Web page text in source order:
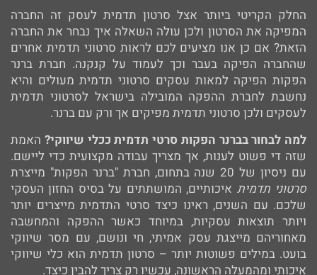
החלק הקריטי ביותר אצל סרטון תדמית לעסק זה החברה
המפיקה את הסרטון ולכן עולה השאלה איך נבחר את החברה
הזאת? אם כן אנו מציעים לכם לראות סרטוני תדמית אחרים
שהחברה הפיקה בעבר וכך לעמוד על קנקנה. חברת ברנר
הפקות הפיקה למאות עסקים סרטוני תדמית מעולים והיא
נחשבת לחברת ההפקה המובילה בישראל לסרטוני תדמית
לעסקים ולכן סרטוני תדמית מפיקים אך ורק עם ברנר.
למה לבחור בברנר הפקות סרטי תדמית ככלי שיווקי? האמת
שזה די פשוט לענות, אך מצריך עבודה מקצועית כדי ליישם.
עם ניסיון של 20 שנה בתחום, חברת "ברנר הפקות" מייצרת
סרטוני תדמית איכותיים, המושתתים על בסיס החזון העסקי
שלכם. עם השנים, ראינו כיצד סרטי התדמית מייצרים יותר
ויותר תוצאות עסקיות, במיוחד כאשר ההפקה והמחשבה
מאחוריהם מייצגת עסק אמיתי, חי ונושם, עם מסר שיווקי
בועט. במילים פשוטות יותר – סרטון תדמית הוא כלי שיווקי
איכותי ומהמעלה הראשונה, עכשיו רק צריך להבין כיצד.